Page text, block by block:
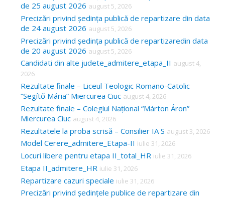
de 25 august 2026 august 5, 2026
Precizări privind ședința publică de repartizare din data
de 24 august 2026 august 5, 2026
Precizări privind ședința publică de repartizaredin data
de 20 august 2026 august 5, 2026
Candidati din alte judete_admitere_etapa_II august 4,
2026
Rezultate finale – Liceul Teologic Romano-Catolic
“Segítő Mária” Miercurea Ciuc august 4, 2026
Rezultate finale – Colegiul Național “Márton Áron”
Miercurea Ciuc august 4, 2026
Rezultatele la proba scrisă – Consilier IA S august 3, 2026
Model Cerere_admitere_Etapa-II iulie 31, 2026
Locuri libere pentru etapa II_total_HR iulie 31, 2026
Etapa II_admitere_HR iulie 31, 2026
Repartizare cazuri speciale iulie 31, 2026
Precizări privind ședințele publice de repartizare din